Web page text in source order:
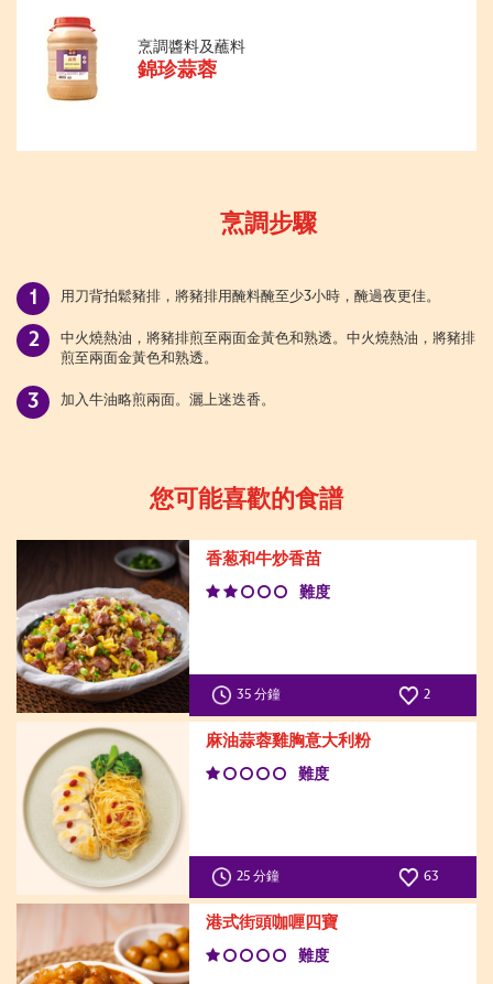
烹調醬料及蘸料
錦珍蒜蓉
烹調步驟
用刀背拍鬆豬排，將豬排用醃料醃至少3小時，醃過夜更佳。
中火燒熱油，將豬排煎至兩面金黃色和熟透。中火燒熱油，將豬排
煎至兩面金黃色和熟透。
加入牛油略煎兩面。灑上迷迭香。
您可能喜歡的食譜
香葱和牛炒香苗
難度
35 分鐘 2
麻油蒜蓉雞胸意大利粉
難度
25 分鐘 63
港式街頭咖喱四寶
難度